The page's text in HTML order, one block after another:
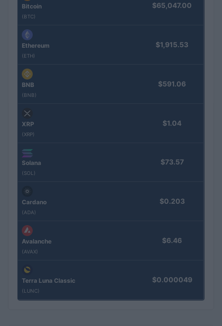
Bitcoin
(BTC)
$65,047.00
Ethereum
(ETH)
$1,915.53
BNB
(BNB)
$591.06
XRP
(XRP)
$1.04
Solana
(SOL)
$73.57
Cardano
(ADA)
$0.203
Avalanche
(AVAX)
$6.46
Terra Luna Classic
(LUNC)
$0.000049